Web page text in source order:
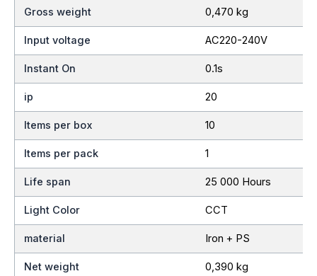
Gross weight 0,470 kg
Input voltage AC220-240V
Instant On 0.1s
ip 20
Items per box 10
Items per pack 1
Life span 25 000 Hours
Light Color CCT
material Iron + PS
Net weight 0,390 kg